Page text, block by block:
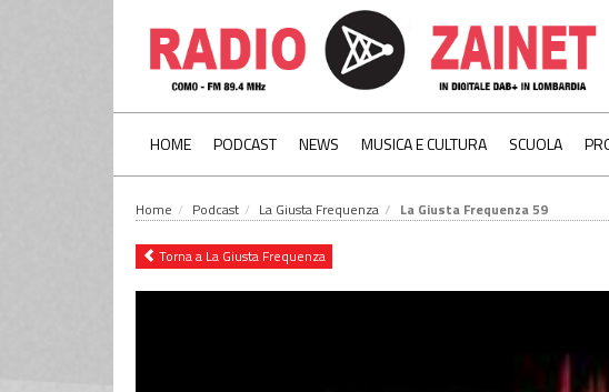
HOME PODCAST NEWS MUSICA E CULTURA SCUOLA
Home Podcast La Giusta Frequenza La Giusta Frequenza 59
Torna a La Giusta Frequenza